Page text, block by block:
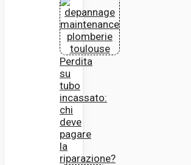
Perdita
su
tubo
incassato:
chi
deve
pagare
la
riparazione?